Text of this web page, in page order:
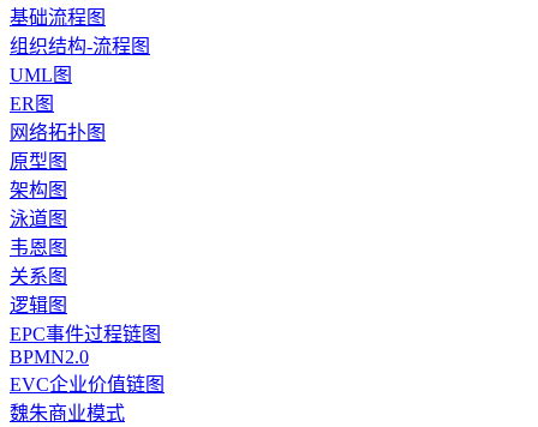
基础流程图
组织结构-流程图
UML图
ER图
网络拓扑图
原型图
架构图
泳道图
韦恩图
关系图
逻辑图
EPC事件过程链图
BPMN2.0
EVC企业价值链图
魏朱商业模式